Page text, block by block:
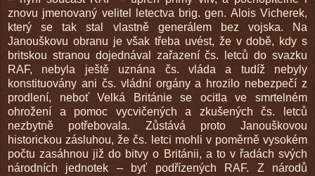
znovu jmenovaný velitel letectva brig. gen. Alois Vicherek,
který se tak stal vlastně generálem bez vojska. Na
Janouškovu obranu je však třeba uvést, že v době, kdy s
britskou stranou dojednával zařazení čs. letců do svazku
RAF, nebyla ještě uznána čs. vláda a tudíž nebyly
konstituovány ani čs. vládní orgány a hrozilo nebezpečí z
prodlení, neboť Velká Británie se ocitla ve smrtelném
ohrožení a pomoc vycvičených a zkušených čs. letců
nezbytně potřebovala. Zůstává proto Janouškovou
historickou zásluhou, že čs. letci mohli v poměrně vysokém
počtu zasáhnou již do bitvy o Británii, a to v řadách svých
národních jednotek – byť podřízených RAF. Z národů